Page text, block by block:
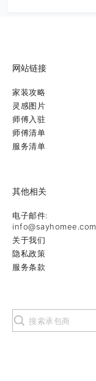
网站链接
家装攻略
灵感图片
师傅入驻
师傅清单
服务清单
其他相关
电子邮件:
info@sayhomee.com
关于我们
隐私政策
服务条款